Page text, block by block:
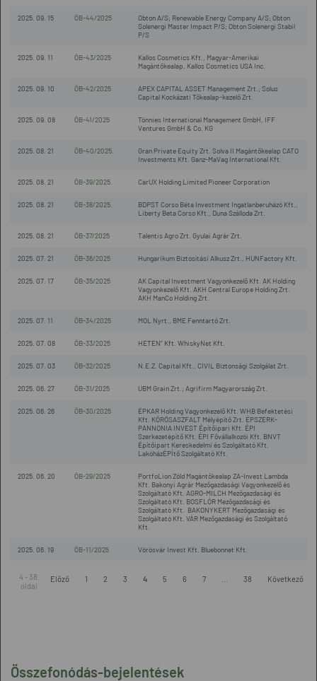
Összefonódás-bejelentések
2025. 09. 15 ÖB-44/2025
Obton A/S; Renewable Energy Company A/S; Obton
Solenergi Master Impact P/S; Obton Solenergi Stabil
P/S
2025. 09. 11 ÖB-43/2025
Kallos Cosmetics Kft., Magyar-Amerikai
Magántőkealap, Kallos Cosmetics USA Inc.
2025. 09. 10 ÖB-42/2025
APEX CAPITAL ASSET Management Zrt.; Solus
Capital Kockázati Tőkealap-kezelő Zrt.
2025. 09. 08 ÖB-41/2025
Tönnies International Management GmbH, IFF
Ventures GmbH & Co. KG
2025. 08. 21 ÖB-40/2025.
Gran Private Equity Zrt. Solva II Magántőkealap CATO
Investments Kft. Ganz-MaVag International Kft.
2025. 08. 21 ÖB-39/2025. CarUX Holding Limited Pioneer Corporation
2025. 08. 21 ÖB-38/2025.
BDPST Corso Béta Investment Ingatlanberuházó Kft.,
Liberty Beta Corso Kft., Duna Szálloda Zrt.
2025. 08. 21 ÖB-37/2025 Talentis Agro Zrt. Gyulai Agrár Zrt.
2025. 07. 21 ÖB-36/2025 Hungarikum Biztosítási Alkusz Zrt., HUNFactory Kft.
2025. 07. 17 ÖB-35/2025
AK Capital Investment Vagyonkezelő Kft. AK Holding
Vagyonkezelő Kft. AKH Central Europe Holding Zrt.
AKH ManCo Holding Zrt.
2025. 07. 11 ÖB-34/2025 MOL Nyrt., BME Fenntartó Zrt.
2025. 07. 08 ÖB-33/2025 HETEN” Kft. WhiskyNet Kft.
2025. 07. 03 ÖB-32/2025 N.E.Z. Capital Kft., CIVIL Biztonsági Szolgálat Zrt.
2025. 06. 27 ÖB-31/2025 UBM Grain Zrt.; Agrifirm Magyarország Zrt.
2025. 06. 26 ÖB-30/2025
ÉPKAR Holding Vagyonkezelő Kft. WHB Befektetési
Kft. KÖRÖSASZFALT Mélyépítő Zrt. ÉPSZERK-
PANNONIA INVEST Építőipari Kft. ÉPI
Szerkezetépítő Kft. ÉPI Fővállalkozói Kft. BNVT
Építőipart Kereskedelmi és Szolgáltató Kft.
LakóházÉPÍtő Szolgáltató Kft.
2025. 06. 20 ÖB-29/2025
PortfoLion Zöld Magántőkealap ZA-Invest Lambda
Kft. Bakonyi Agrár Mezőgazdasági Vagyonkezelő és
Szolgáltató Kft. AGRO-MILCH Mezőgazdasági és
Szolgáltató Kft. BOSFLÓR Mezőgazdasági és
Szolgáltató Kft. BAKONYKERT Mezőgazdasági és
Szolgáltató Kft. VÁR Mezőgazdasági és Szolgáltató
Kft.
2025. 06. 19 ÖB-11/2025 Vörösvár Invest Kft. Bluebonnet Kft.
4 - 38.
oldal
Előző 1 2 3 4 5 6 7 38 Következő